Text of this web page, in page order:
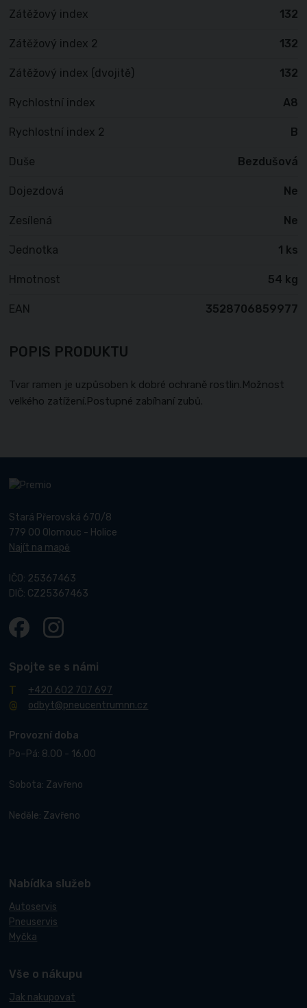
Zátěžový index 132
Zátěžový index 2 132
Zátěžový index (dvojitě) 132
Rychlostní index A8
Rychlostní index 2 B
Duše Bezdušová
Dojezdová Ne
Zesílená Ne
Jednotka 1 ks
Hmotnost 54 kg
EAN 3528706859977
POPIS PRODUKTU
Tvar ramen je uzpůsoben k dobré ochraně rostlin.Možnost
velkého zatížení.Postupné zabíhaní zubů.
Stará Přerovská 670/8
779 00 Olomouc - Holice
Najít na mapě
IČO: 25367463
DIČ: CZ25367463
Spojte se s námi
+420 602 707 697
odbyt@pneucentrumnn.cz
Provozní doba
Po–Pá: 8.00 - 16.00
Sobota: Zavřeno
Neděle: Zavřeno
Nabídka služeb
Autoservis
Pneuservis
Myčka
Vše o nákupu
Jak nakupovat